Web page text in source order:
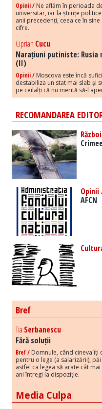
Opinii / Ne aflăm în perioada
universitar, iar la științe
anii precedenți, ceea ce în
cifre.
Ciprian Cucu
Narațiuni putiniste: Rusia
(II)
Opinii / Moscova este încă
destabiliza un stat mai slab și
pe ceilalți că nu merită să-l
RECOMANDAREA
Opinii
AFCN
Bref
Tia Serbanescu
Fără soluții
Bref / Domnule, când cineva îți
pentru o lege (a salarizării),
astfel ca legea să arate cât
ani întregi la dispoziție.
Media Culpa